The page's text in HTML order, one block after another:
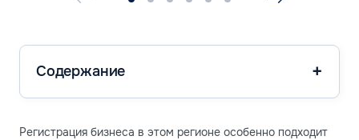
Содержание
Регистрация бизнеса в этом регионе особенно подходит